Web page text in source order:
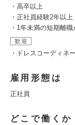
・高卒以上
・正社員経験2年以上
・1年未満の短期離
歓迎
・ドレスコーディネ
雇用形態は
正社員
どこで働くか